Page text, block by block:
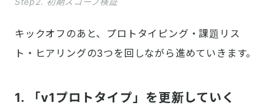
キックオフのあと、プロトタイピング・課題リス
ト・ヒアリングの3つを回しながら進めていきます。
1. 「v1プロトタイプ」を更新していく